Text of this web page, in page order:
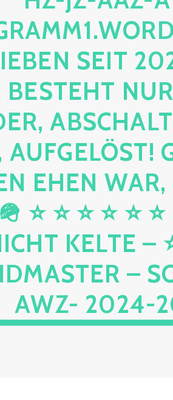
SEIT 2024
NUR
WAR,
⭐ ⭐ ⭐ ⭐ ⭐
KELTE – ⭐⭐
–
2024-2026